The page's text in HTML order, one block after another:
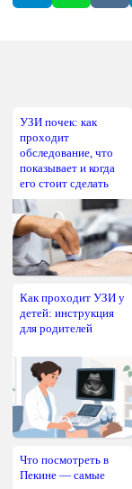
УЗИ почек: как
проходит
обследование, что
показывает и когда
его стоит сделать
Как проходит УЗИ у
детей: инструкция
для родителей
Что посмотреть в
Пекине — самые